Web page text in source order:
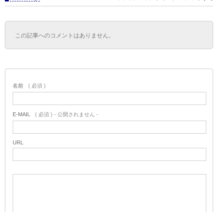
この記事へのコメントはありません。
名前 ( 必須 )
E-MAIL ( 必須 ) - 公開されません -
URL